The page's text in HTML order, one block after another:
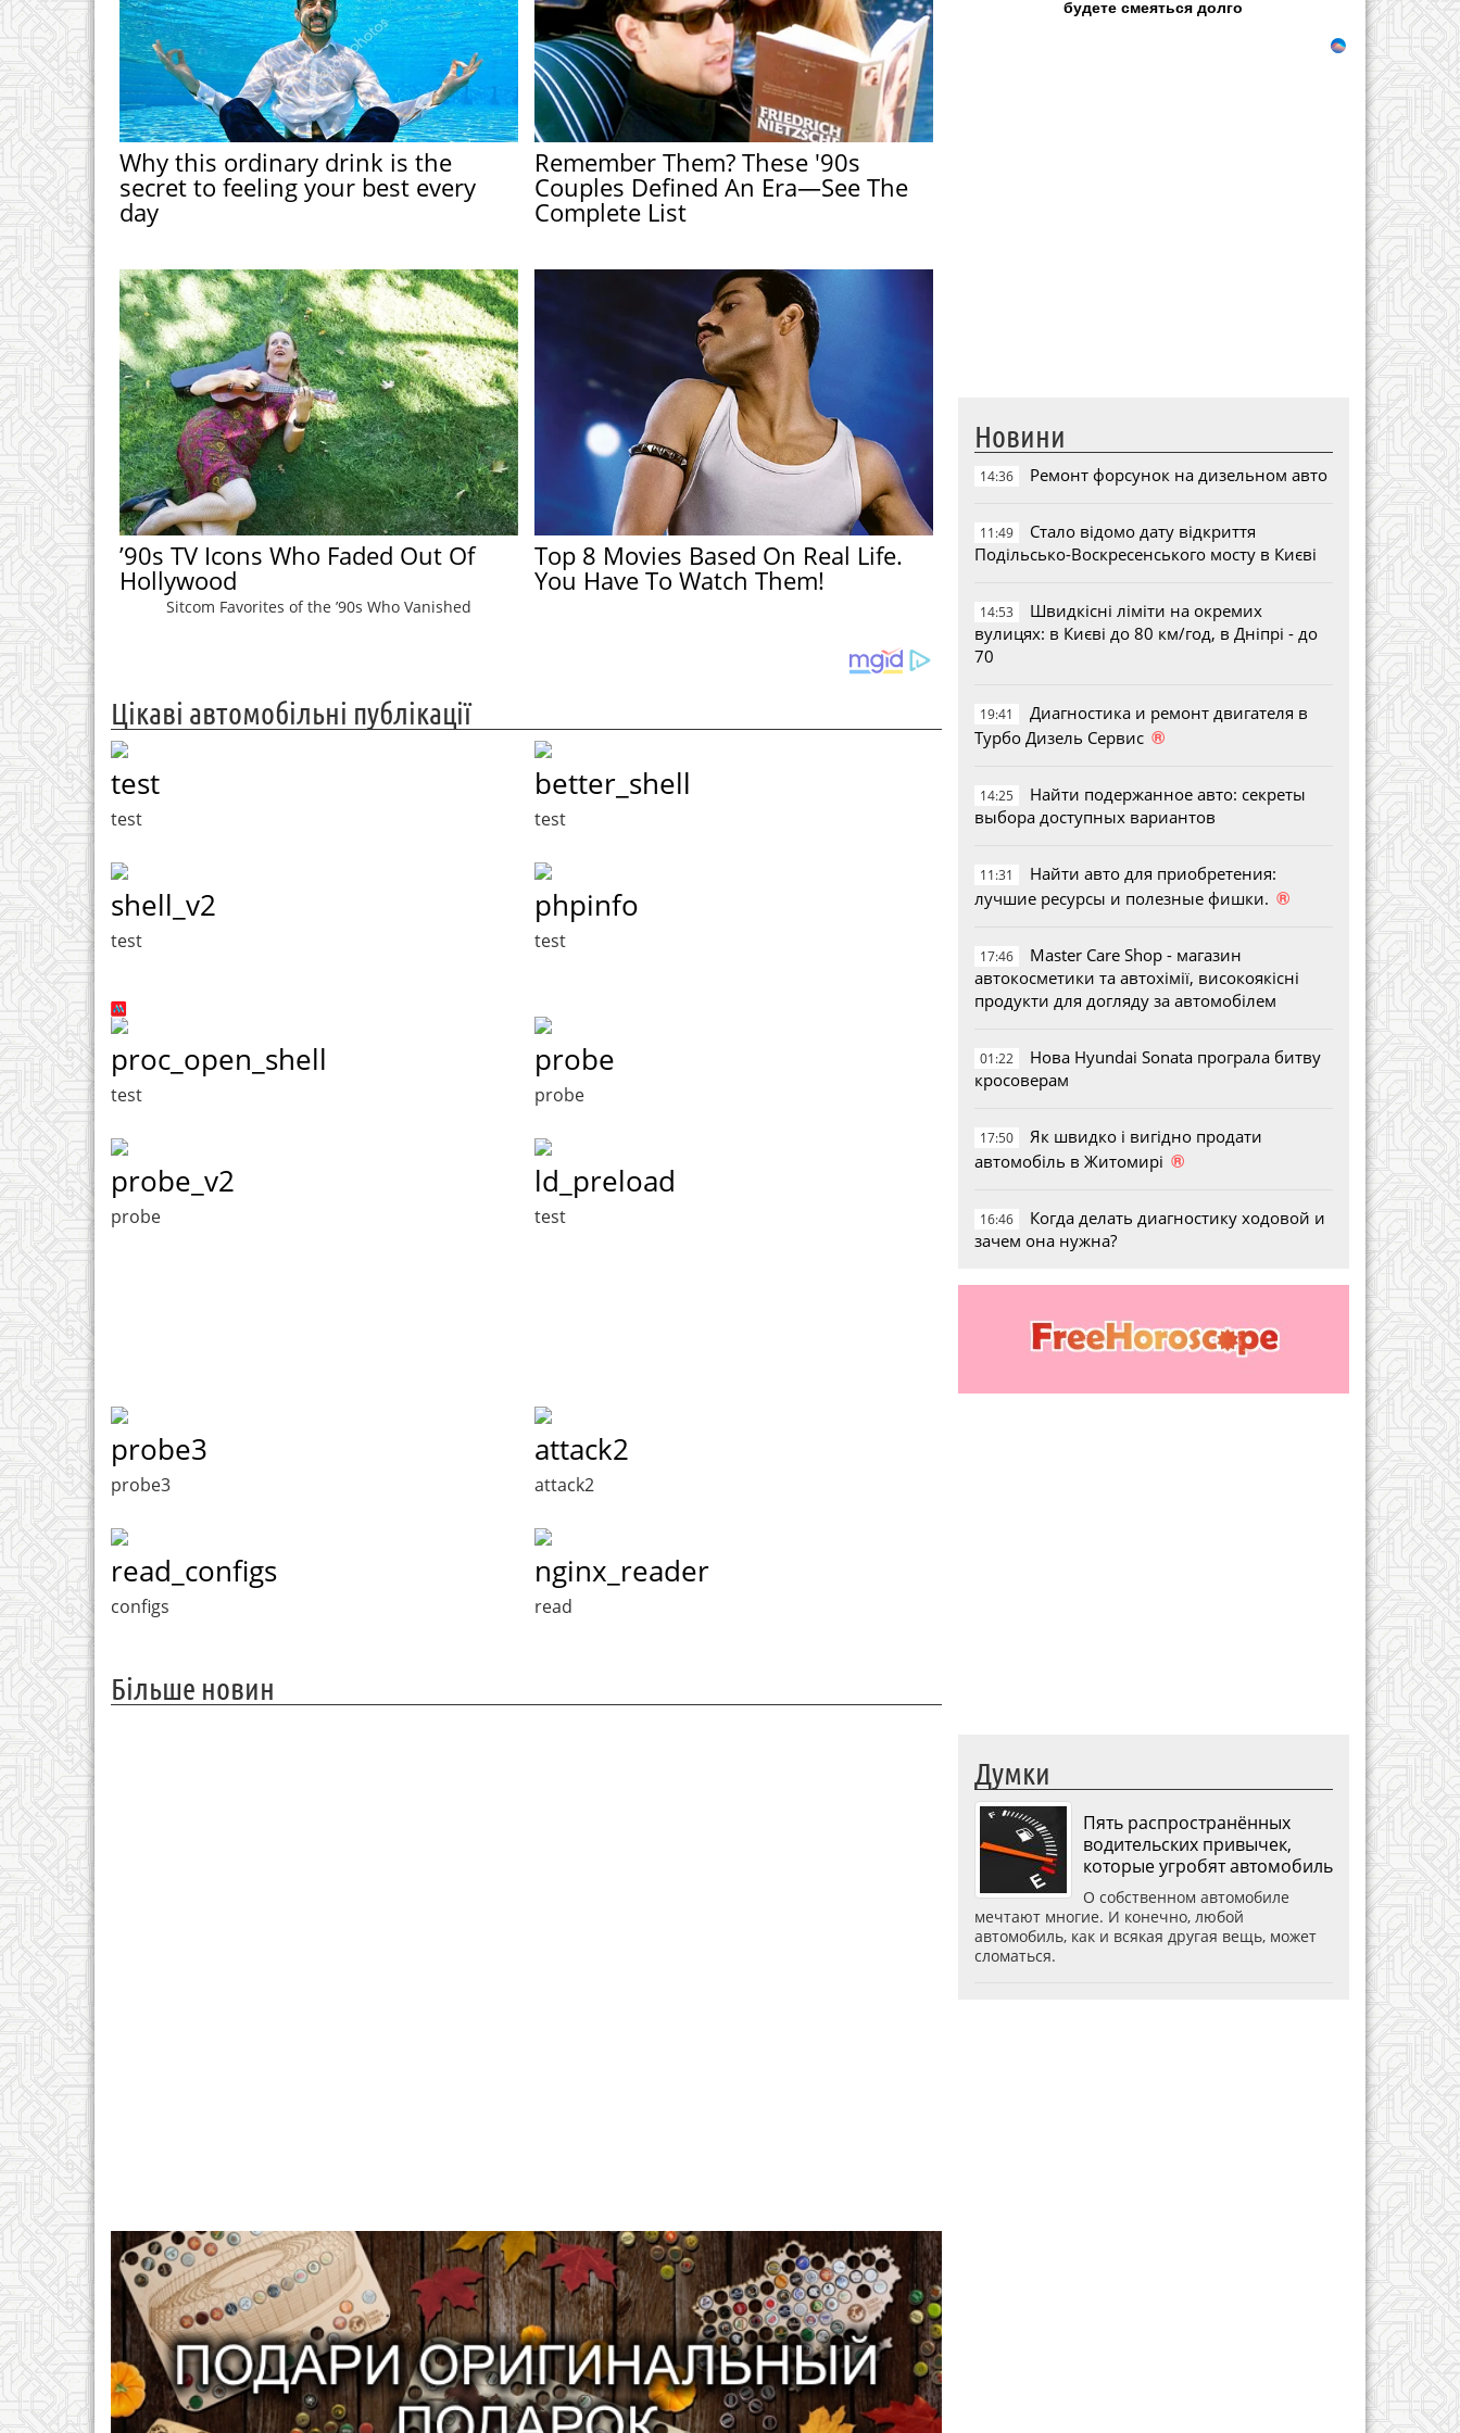
Why this ordinary drink is the
secret to feeling your best every
day
Remember Them? These '90s
Couples Defined An Era—See The
Complete List
’90s TV Icons Who Faded Out Of
Hollywood
Sitcom Favorites of the ’90s Who Vanished
Top 8 Movies Based On Real Life.
You Have To Watch Them!
Цікаві автомобільні публікації
test
test
better_shell
test
shell_v2
test
phpinfo
test
proc_open_shell
test
probe
probe
probe_v2
probe
ld_preload
test
probe3
probe3
attack2
attack2
read_configs
configs
nginx_reader
read
Більше новин
будете смеяться долго
Новини
14:36 Ремонт форсунок на дизельном авто
11:49
Стало відомо дату відкриття
Подільсько-Воскресенського мосту в Києві
14:53
Швидкісні ліміти на окремих
вулицях: в Києві до 80 км/год, в Дніпрі - до
70
19:41
Диагностика и ремонт двигателя в
Турбо Дизель Сервис ®
14:25
Найти подержанное авто: секреты
выбора доступных вариантов
11:31
Найти авто для приобретения:
лучшие ресурсы и полезные фишки. ®
17:46
Master Care Shop - магазин
автокосметики та автохімії, високоякісні
продукти для догляду за автомобілем
01:22
Нова Hyundai Sonata програла битву
кросоверам
17:50
Як швидко і вигідно продати
автомобіль в Житомирі ®
16:46
Когда делать диагностику ходовой и
зачем она нужна?
Думки
Пять распространённых
водительских привычек,
которые угробят автомобиль
О собственном автомобиле
мечтают многие. И конечно, любой
автомобиль, как и всякая другая вещь, может
сломаться.